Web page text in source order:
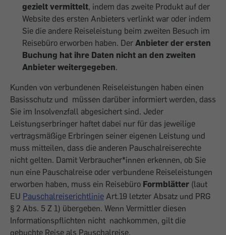
gezielt vermittelt, indem das zweite Produkt auf der
Website des ersten Anbieters verlinkt war oder indem
Sie die andere Reiseleistung beim zweiten Besuch im
Reisebüro erworben haben. Der Anbieter der ersten
Buchung hat ihre Daten nicht an den zweiten
Anbieter weitergegeben.
Kunden von verbundenen Reiseleistungen haben einen
Basisschutz und müssen darüber informiert werden, dass
Sie im Insolvenzfall abgesichert sind. Jeder
Leistungserbringer haftet dabei nur für das jeweilige
vertragsmäßige Erbringen seiner eigenen Leistung und
muss mitteilen, dass die anderen Pauschalreiserechte
nicht gelten. Damit Verbraucher*innen erkennen, ob Sie
nun eine Pauschalreise oder verbundene Reiseleistungen
erworben haben, muss ein Reisebüro Formblätter (laut
EU Pauschalreiserichtlinie Art.19 letzter Absatz und PRG
§ 2 Abs. 5 Z 1) übergeben. Wenn Vermittler diesen
Informationspflichten nicht nachkommen, gilt die
gebuchte Reise als Pauschalreise.